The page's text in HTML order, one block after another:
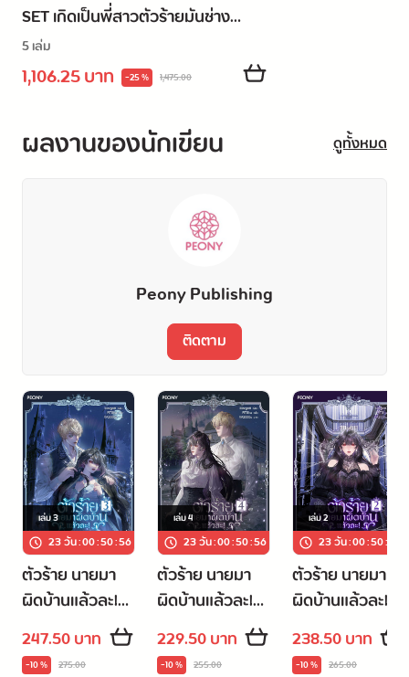
SET เกิดเป็นพี่สาวตัวร้ายมันช่าง
ทรมานเสียจริง! เล่ม 1-5 (จบ)
5 เล่ม
1,106.25 บาท -25 % 1,475.00
ผลงานของนักเขียน ดูทั้งหมด
Peony Publishing
ติดตาม
เล่ม3
23 วัน:00:50:56
ตัวร้าย นายมา
ผิดบ้านแล้วละ!
เล่ม 3
247.50 บาท
-10 % 275.00
เล่ม4
23 วัน:00:50:56
ตัวร้าย นายมา
ผิดบ้านแล้วละ!
เล่ม 4 (เล่มจบ)
229.50 บาท
-10 % 255.00
เล่ม2
23 วัน:00:50:
ตัวร้าย นายมา
ผิดบ้านแล้วละ!
เล่ม 2
238.50 บาท
-10 % 265.00